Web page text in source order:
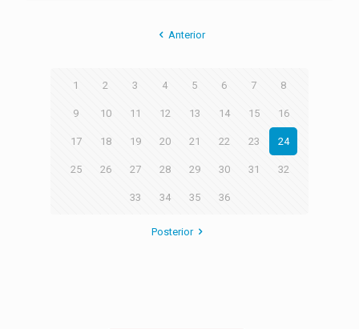
Anterior
1 2 3 4 5 6 7 8
9 10 11 12 13 14 15 16
17 18 19 20 21 22 23 24
25 26 27 28 29 30 31 32
33 34 35 36
Posterior